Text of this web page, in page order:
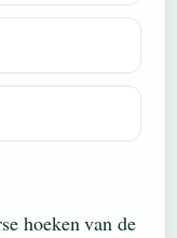
hoeken van de